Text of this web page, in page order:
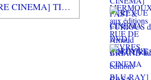
[REVUE LIVRE CINEMA] TIGRES ET DRAGONS LES ARTS MARTIAUX AU CINEMA aux éditions GUY TREDANIEL